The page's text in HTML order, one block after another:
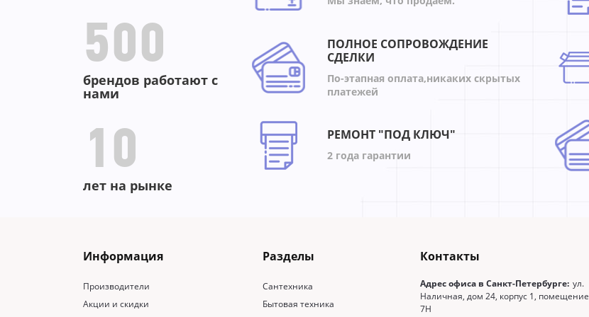
500
брендов работают с
нами
10
лет на рынке
ПОЛНОЕ СОПРОВОЖДЕНИЕ
СДЕЛКИ
По-этапная оплата,никаких скрытых
платежей
РЕМОНТ "ПОД КЛЮЧ"
2 года гарантии
Информация
Производители
Акции и скидки
Разделы
Сантехника
Бытовая техника
Контакты
Адрес офиса в Санкт-Петербурге: ул.
Наличная, дом 24, корпус 1, помещение
7Н